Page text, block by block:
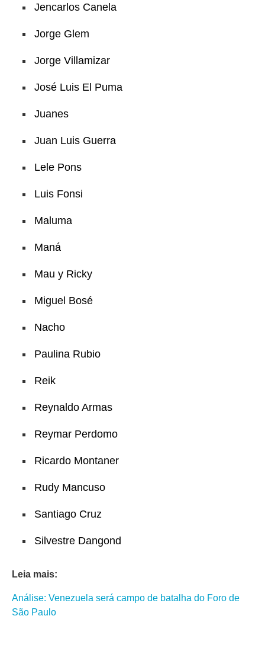
Jencarlos Canela
Jorge Glem
Jorge Villamizar
José Luis El Puma
Juanes
Juan Luis Guerra
Lele Pons
Luis Fonsi
Maluma
Maná
Mau y Ricky
Miguel Bosé
Nacho
Paulina Rubio
Reik
Reynaldo Armas
Reymar Perdomo
Ricardo Montaner
Rudy Mancuso
Santiago Cruz
Silvestre Dangond
Leia mais:
Análise: Venezuela será campo de batalha do Foro de
São Paulo